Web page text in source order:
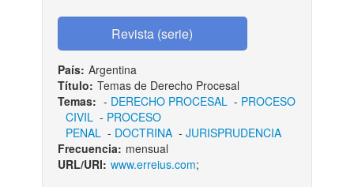
País: Argentina
Título: Temas de Derecho Procesal
Temas: - DERECHO PROCESAL- PROCESO
CIVIL- PROCESO
PENAL- DOCTRINA- JURISPRUDENCIA
Frecuencia: mensual
URL/URI: www.erreius.com;